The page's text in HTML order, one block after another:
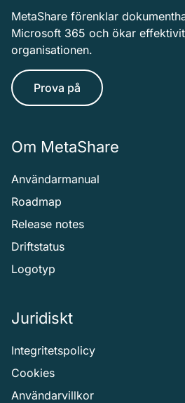
MetaShare förenklar
Microsoft 365 och ökar
organisationen.
Prova på
Om MetaShare
Användarmanual
Roadmap
Release notes
Driftstatus
Logotyp
Juridiskt
Integritetspolicy
Cookies
Användarvillkor